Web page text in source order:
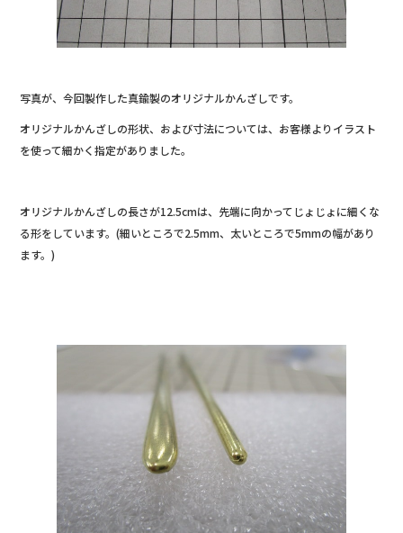
写真が、今回製作した真鍮製のオリジナルかんざしです。
オリジナルかんざしの形状、および寸法については、お客様よりイラスト
を使って細かく指定がありました。
オリジナルかんざしの長さが12.5cmは、先端に向かってじょじょに細くな
る形をしています。(細いところで2.5mm、太いところで5mmの幅があり
ます。)